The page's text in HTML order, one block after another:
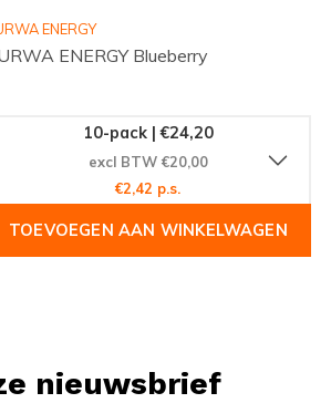
ENERGY
ENERGY Blueberry
10-pack | €24,20
excl BTW €20,00
€2,42 p.s.
TOEVOEGEN AAN WINKELWAGEN
nieuwsbrief